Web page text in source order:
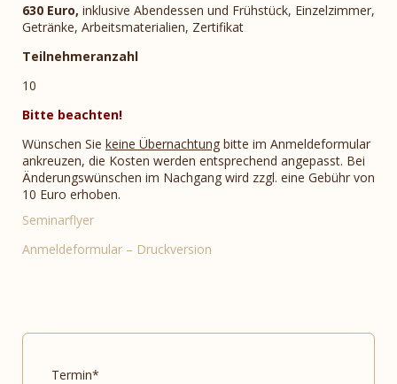
630 Euro, inklusive Abendessen und Frühstück, Einzelzimmer,
Getränke, Arbeitsmaterialien, Zertifikat
Teilnehmeranzahl
10
Bitte beachten!
Wünschen Sie keine Übernachtung bitte im Anmeldeformular
ankreuzen, die Kosten werden entsprechend angepasst. Bei
Änderungswünschen im Nachgang wird zzgl. eine Gebühr von
10 Euro erhoben.
Seminarflyer
Anmeldeformular – Druckversion
Termin*